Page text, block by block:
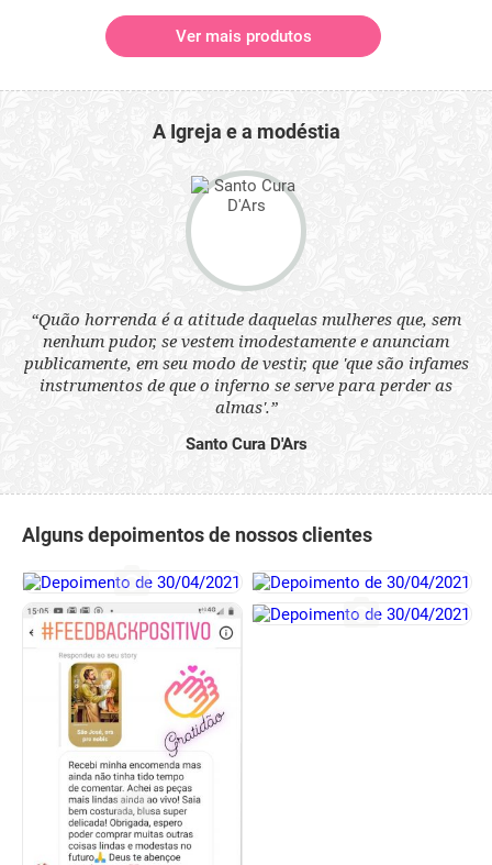
Ver mais produtos
A Igreja e a modéstia
“Quão horrenda é a atitude daquelas mulheres que, sem
nenhum pudor, se vestem imodestamente e anunciam
publicamente, em seu modo de vestir, que 'que são infames
instrumentos de que o inferno se serve para perder as
almas'.”
Santo Cura D'Ars
Alguns depoimentos de nossos clientes